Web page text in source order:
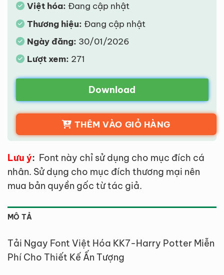
Việt hóa: Đang cập nhật
Thương hiệu: Đang cập nhật
Ngày đăng: 30/01/2026
Lượt xem: 271
Download
THÊM VÀO GIỎ HÀNG
Lưu ý: Font này chỉ sử dụng cho mục đích cá
nhân. Sử dụng cho mục đích thương mại nên
mua bản quyền gốc từ tác giả.
MÔ TẢ
Tải Ngay Font Việt Hóa KK7-Harry Potter Miễn
Phí Cho Thiết Kế Ấn Tượng